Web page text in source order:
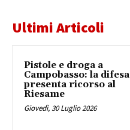
Ultimi Articoli
Pistole e droga a
Campobasso: la difesa
presenta ricorso al
Riesame
Giovedì, 30 Luglio 2026